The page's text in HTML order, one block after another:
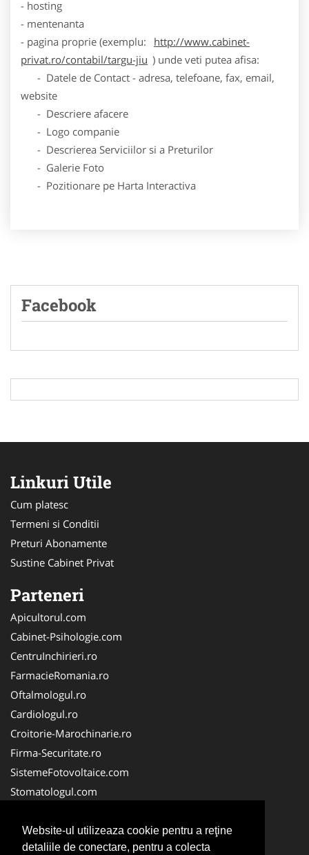
Website-ul utilizeaza cookie pentru a reţine
detaliile de conectare, pentru a colecta
- hosting
- mentenanta
- pagina proprie (exemplu:
http://www.cabinet-
privat.ro/contabil/targu-jiu ) unde veti putea afisa:
- Datele de Contact - adresa, telefoane, fax, email,
website
- Descriere afacere
- Logo companie
- Descrierea Serviciilor si a Preturilor
- Galerie Foto
- Pozitionare pe Harta Interactiva
Facebook
Linkuri Utile
Cum platesc
Termeni si Conditii
Preturi Abonamente
Sustine Cabinet Privat
Parteneri
Apicultorul.com
Cabinet-Psihologie.com
CentruInchirieri.ro
FarmacieRomania.ro
Oftalmologul.ro
Cardiologul.ro
Croitorie-Marochinarie.ro
Firma-Securitate.ro
SistemeFotovoltaice.com
Stomatologul.com
Birouri-Cadastru.ro
Cabinet-Individual.ro